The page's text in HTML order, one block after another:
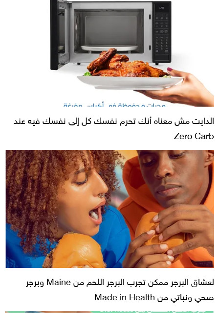
الدايت مش معناه أنك تحرم نفسك كل إلى نفسك فيه عند
Zero Carb
لعشاق البرجر ممكن تجرب البرجر اللحم من Maine وبرجر
صحي ونباتي من Made in Health